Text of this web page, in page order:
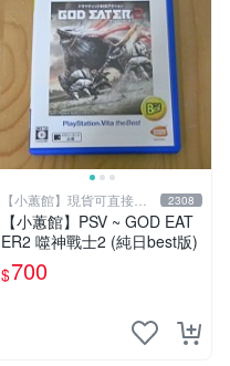
【小蕙館】現貨可直接下
標
2308
【小蕙館】PSV ~ GOD EAT
ER2 噬神戰士2 (純日best版)
$700